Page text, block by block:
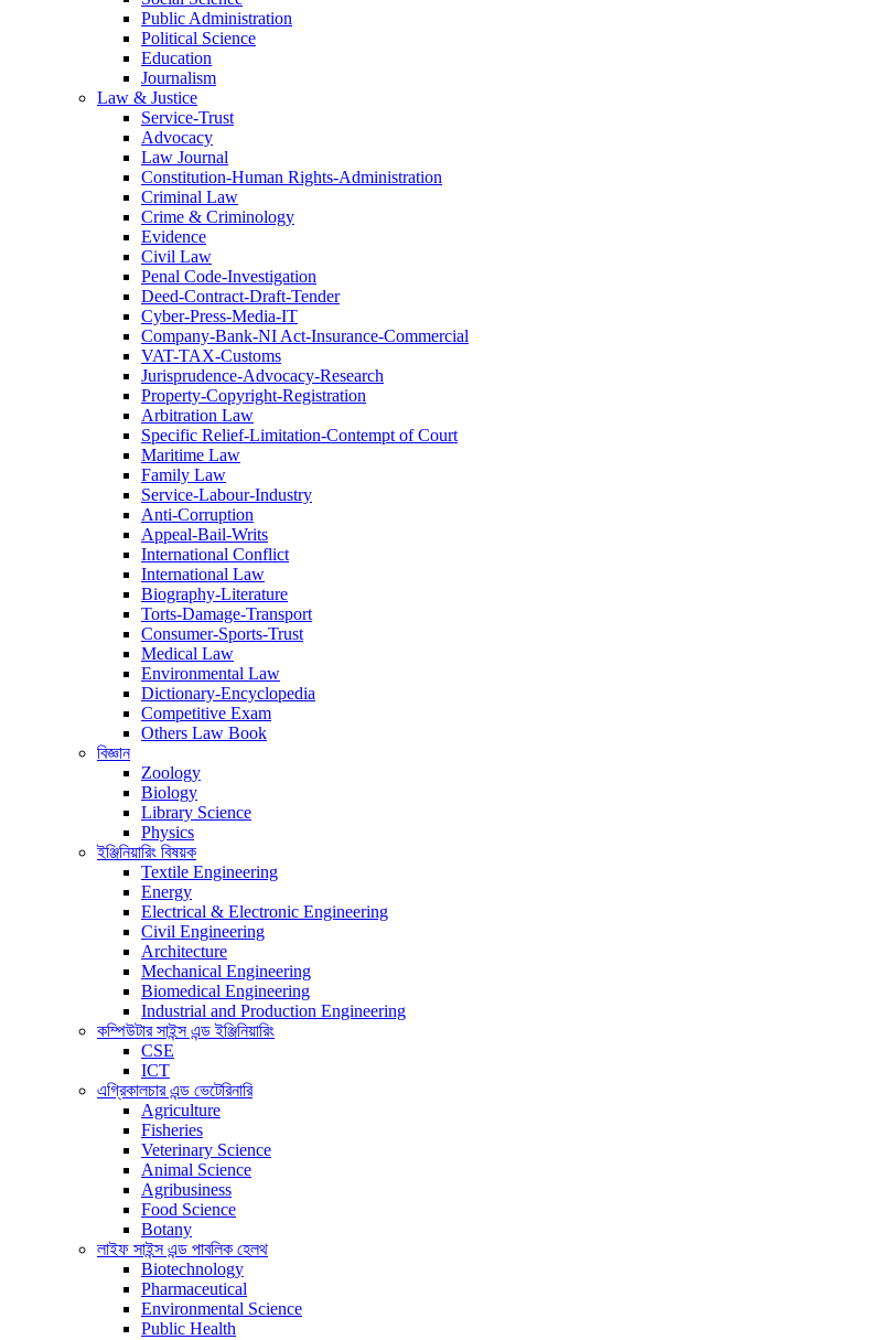
Public Administration
Political Science
Education
Journalism
Law & Justice
Service-Trust
Advocacy
Law Journal
Constitution-Human Rights-Administration
Criminal Law
Crime & Criminology
Evidence
Civil Law
Penal Code-Investigation
Deed-Contract-Draft-Tender
Cyber-Press-Media-IT
Company-Bank-NI Act-Insurance-Commercial
VAT-TAX-Customs
Jurisprudence-Advocacy-Research
Property-Copyright-Registration
Arbitration Law
Specific Relief-Limitation-Contempt of Court
Maritime Law
Family Law
Service-Labour-Industry
Anti-Corruption
Appeal-Bail-Writs
International Conflict
International Law
Biography-Literature
Torts-Damage-Transport
Consumer-Sports-Trust
Medical Law
Environmental Law
Dictionary-Encyclopedia
Competitive Exam
Others Law Book
বিজ্ঞান
Zoology
Biology
Library Science
Physics
ইঞ্জিনিয়ারিং বিষয়ক
Textile Engineering
Energy
Electrical & Electronic Engineering
Civil Engineering
Architecture
Mechanical Engineering
Biomedical Engineering
Industrial and Production Engineering
কম্পিউটার সাইন্স এন্ড ইঞ্জিনিয়ারিং
CSE
ICT
এগ্রিকালচার এন্ড ভেটেরিনারি
Agriculture
Fisheries
Veterinary Science
Animal Science
Agribusiness
Food Science
Botany
লাইফ সাইন্স এন্ড পাবলিক হেলথ
Biotechnology
Pharmaceutical
Environmental Science
Public Health